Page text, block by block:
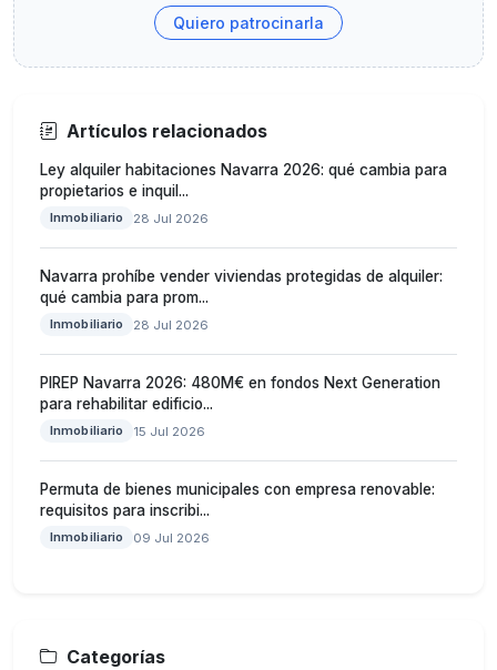
Quiero patrocinarla
Artículos relacionados
Ley alquiler habitaciones Navarra 2026: qué cambia para
propietarios e inquil...
Inmobiliario 28 Jul 2026
Navarra prohíbe vender viviendas protegidas de alquiler:
qué cambia para prom...
Inmobiliario 28 Jul 2026
PIREP Navarra 2026: 480M€ en fondos Next Generation
para rehabilitar edificio...
Inmobiliario 15 Jul 2026
Permuta de bienes municipales con empresa renovable:
requisitos para inscribi...
Inmobiliario 09 Jul 2026
Categorías